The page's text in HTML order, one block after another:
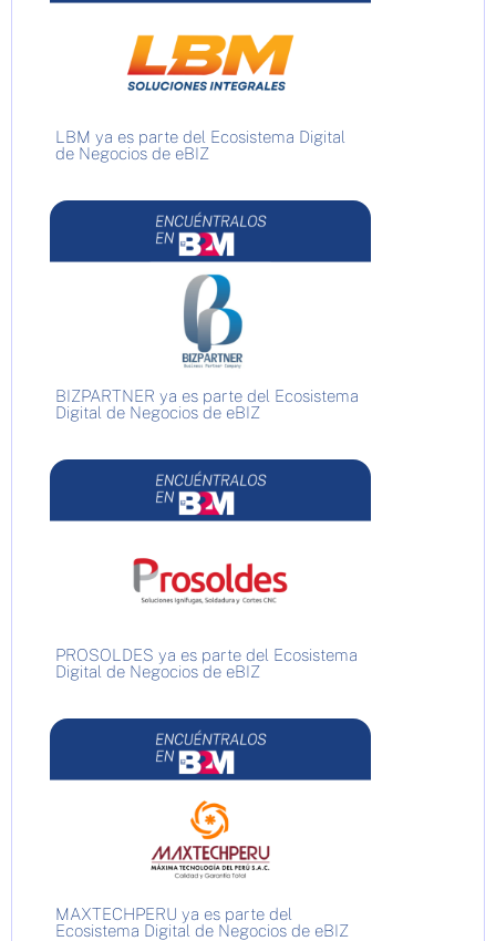
LBM ya es parte del Ecosistema Digital
de Negocios de eBIZ
BIZPARTNER ya es parte del Ecosistema
Digital de Negocios de eBIZ
PROSOLDES ya es parte del Ecosistema
Digital de Negocios de eBIZ
MAXTECHPERU ya es parte del
Ecosistema Digital de Negocios de eBIZ